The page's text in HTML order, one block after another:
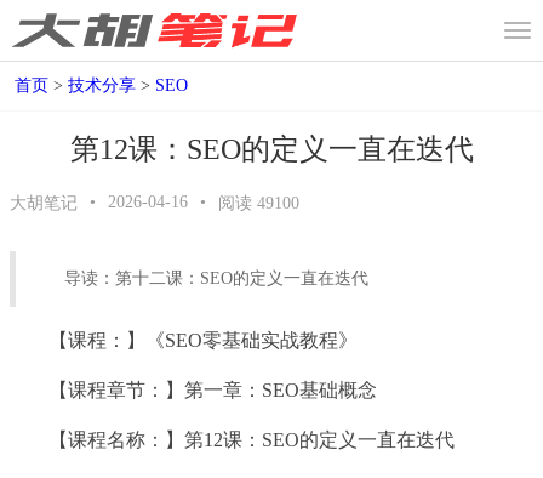
首页 > 技术分享 > SEO
第12课：SEO的定义一直在迭代
大胡笔记 • 2026-04-16 • 阅读 49100
导读：第十二课：SEO的定义一直在迭代
【课程：】《SEO零基础实战教程》
【课程章节：】第一章：SEO基础概念
【课程名称：】第12课：SEO的定义一直在迭代